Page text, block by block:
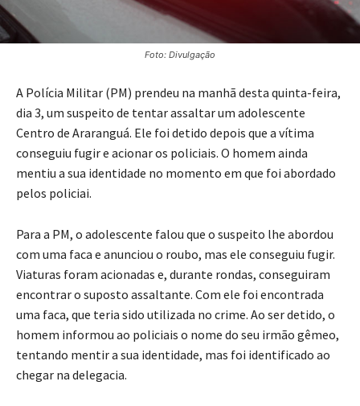
Foto: Divulgação
A Polícia Militar (PM) prendeu na manhã desta quinta-feira,
dia 3, um suspeito de tentar assaltar um adolescente
Centro de Araranguá. Ele foi detido depois que a vítima
conseguiu fugir e acionar os policiais. O homem ainda
mentiu a sua identidade no momento em que foi abordado
pelos policiai.
Para a PM, o adolescente falou que o suspeito lhe abordou
com uma faca e anunciou o roubo, mas ele conseguiu fugir.
Viaturas foram acionadas e, durante rondas, conseguiram
encontrar o suposto assaltante. Com ele foi encontrada
uma faca, que teria sido utilizada no crime. Ao ser detido, o
homem informou ao policiais o nome do seu irmão gêmeo,
tentando mentir a sua identidade, mas foi identificado ao
chegar na delegacia.